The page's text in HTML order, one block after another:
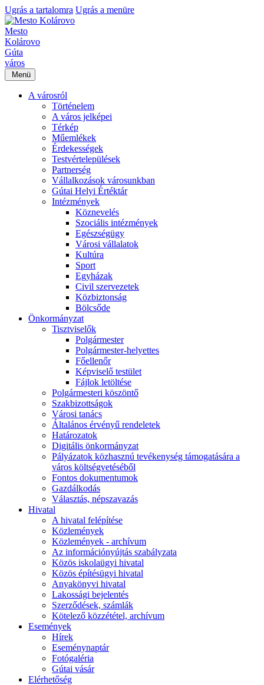
Ugrás a tartalomra Ugrás a menüre
Mesto
Kolárovo
Gúta
város
Menü
A városról
Történelem
A város jelképei
Térkép
Műemlékek
Érdekességek
Testvértelepülések
Partnerség
Vállalkozások városunkban
Gútai Helyi Értéktár
Intézmények
Köznevelés
Szociális intézmények
Egészségügy
Városi vállalatok
Kultúra
Sport
Egyházak
Civil szervezetek
Közbiztonság
Bölcsőde
Önkormányzat
Tisztviselők
Polgármester
Polgármester-helyettes
Főellenőr
Képviselő testület
Fájlok letöltése
Polgármesteri köszöntő
Szakbizottságok
Városi tanács
Általános érvényű rendeletek
Határozatok
Digitális önkormányzat
Pályázatok közhasznú tevékenység támogatására a
város költségvetéséből
Fontos dokumentumok
Gazdálkodás
Választás, népszavazás
Hivatal
A hivatal felépítése
Közlemények
Közlemények - archívum
Az információnyújtás szabályzata
Közös iskolaügyi hivatal
Közös építésügyi hivatal
Anyakönyvi hivatal
Lakossági bejelentés
Szerződések, számlák
Kötelező közzététel, archívum
Események
Hírek
Eseménynaptár
Fotógaléria
Gútai vásár
Elérhetőség